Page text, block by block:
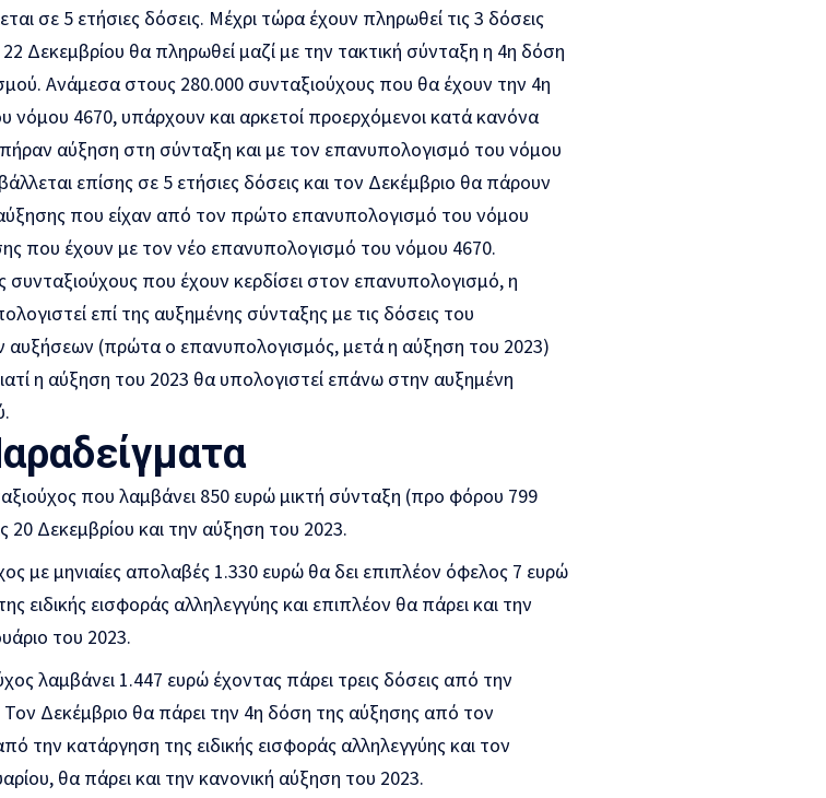
σε 5 ετήσιες δόσεις. Μέχρι τώρα έχουν πληρωθεί τις 3 δόσεις
Δεκεμβρίου θα πληρωθεί μαζί με την τακτική σύνταξη η 4η δόση
Ανάμεσα στους 280.000 συνταξιούχους που θα έχουν την 4η
4670, υπάρχουν και αρκετοί προερχόμενοι κατά κανόνα
πήραν αύξηση στη σύνταξη και με τον επανυπολογισμό του νόμου
επίσης σε 5 ετήσιες δόσεις και τον Δεκέμβριο θα πάρουν
που είχαν από τον πρώτο επανυπολογισμό του νόμου
που έχουν με τον νέο επανυπολογισμό του νόμου 4670.
συνταξιούχους που έχουν κερδίσει στον επανυπολογισμό, η
επί της αυξημένης σύνταξης με τις δόσεις του
(πρώτα ο επανυπολογισμός, μετά η αύξηση του 2023)
η αύξηση του 2023 θα υπολογιστεί επάνω στην αυξημένη
που λαμβάνει 850 ευρώ μικτή σύνταξη (προ φόρου 799
20 Δεκεμβρίου και την αύξηση του 2023.
με μηνιαίες απολαβές 1.330 ευρώ θα δει επιπλέον όφελος 7 ευρώ
ειδικής εισφοράς αλληλεγγύης και επιπλέον θα πάρει και την
του 2023.
λαμβάνει 1.447 ευρώ έχοντας πάρει τρεις δόσεις από την
Δεκέμβριο θα πάρει την 4η δόση της αύξησης από τον
την κατάργηση της ειδικής εισφοράς αλληλεγγύης και τον
θα πάρει και την κανονική αύξηση του 2023.